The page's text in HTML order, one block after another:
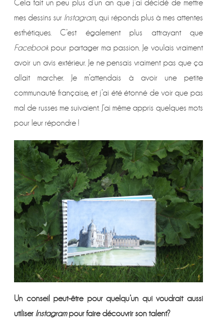
Cela fait un peu plus d’un an que j’ai décidé de mettre
mes dessins sur Instagram, qui réponds plus à mes attentes
esthétiques. C’est également plus attrayant que
Facebookpour partager ma passion. Je voulais vraiment
avoir un avis extérieur. Je ne pensais vraiment pas que ça
allait marcher. Je m’attendais à avoir une petite
communauté française, et j’ai été étonné de voir que pas
mal de russes me suivaient. J’ai même appris quelques mots
pour leur répondre !
Un conseil peut-être pour quelqu’un qui voudrait aussi
utiliser Instagrampour faire découvrir son talent?